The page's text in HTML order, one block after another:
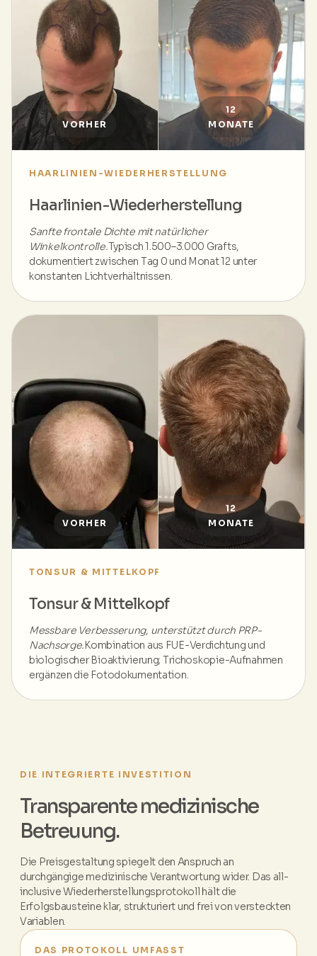
VORHER
12
MONATE
HAARLINIEN-WIEDERHERSTELLUNG
Haarlinien-Wiederherstellung
Sanfte frontale Dichte mit natürlicher
Winkelkontrolle.Typisch 1.500–3.000 Grafts,
dokumentiert zwischen Tag 0 und Monat 12 unter
konstanten Lichtverhältnissen.
VORHER
12
MONATE
TONSUR & MITTELKOPF
Tonsur & Mittelkopf
Messbare Verbesserung, unterstützt durch PRP-
Nachsorge.Kombination aus FUE-Verdichtung und
biologischer Bioaktivierung; Trichoskopie-Aufnahmen
ergänzen die Fotodokumentation.
DIE INTEGRIERTE INVESTITION
Transparente medizinische
Betreuung.
Die Preisgestaltung spiegelt den Anspruch an
durchgängige medizinische Verantwortung wider. Das all-
inclusive Wiederherstellungsprotokoll hält die
Erfolgsbausteine klar, strukturiert und frei von versteckten
Variablen.
DAS PROTOKOLL UMFASST